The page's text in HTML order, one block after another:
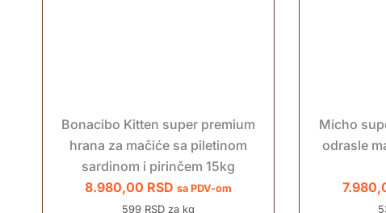
Bonacibo Kitten super premium
hrana za mačiće sa piletinom
sardinom i pirinčem 15kg
8.980,00 RSD sa PDV-om
599 RSD za kg
Micho
odrasle